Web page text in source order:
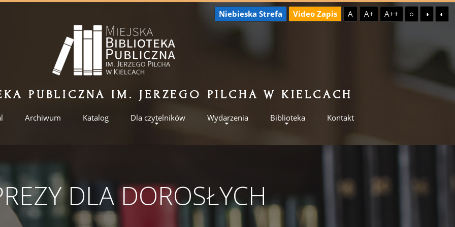
Niebieska Strefa Video Zapis A A+ A++ ○ ◑ ◐
PUBLICZNA IM. JERZEGO PILCHA W KIELCACH
Archiwum Katalog Dla czytelników Wydarzenia Biblioteka Kontakt
DLA DOROSŁYCH